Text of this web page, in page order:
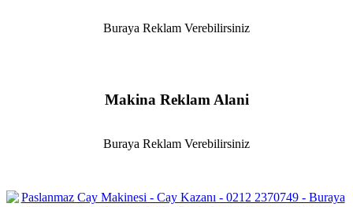
Buraya Reklam Verebilirsiniz
Makina Reklam Alani
Buraya Reklam Verebilirsiniz